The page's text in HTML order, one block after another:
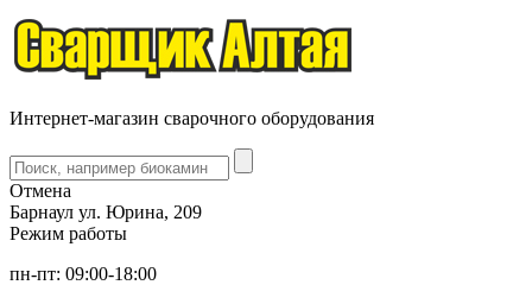
Интернет-магазин сварочного оборудования
Отмена
Барнаул ул. Юрина, 209
Режим работы
пн-пт: 09:00-18:00